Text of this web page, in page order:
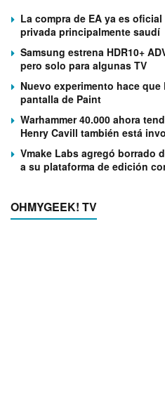
La compra de EA ya es
privada principalmente saudí
Samsung estrena HDR10+
pero solo para algunas TV
Nuevo experimento hace que
pantalla de Paint
Warhammer 40.000 ahora
Henry Cavill también está
Vmake Labs agregó borrado
a su plataforma de edición
OHMYGEEK! TV